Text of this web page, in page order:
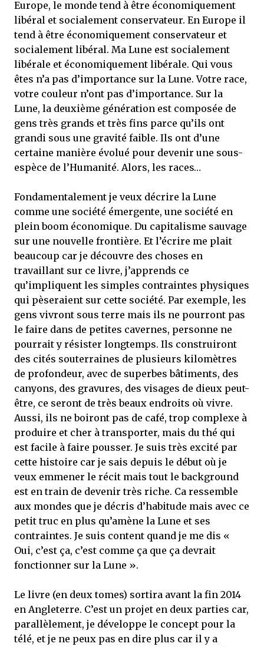
Europe, le monde tend à être économiquement
libéral et socialement conservateur. En Europe il
tend à être économiquement conservateur et
socialement libéral. Ma Lune est socialement
libérale et économiquement libérale. Qui vous
êtes n’a pas d’importance sur la Lune. Votre race,
votre couleur n’ont pas d’importance. Sur la
Lune, la deuxième génération est composée de
gens très grands et très fins parce qu’ils ont
grandi sous une gravité faible. Ils ont d’une
certaine manière évolué pour devenir une sous-
espèce de l’Humanité. Alors, les races…
Fondamentalement je veux décrire la Lune
comme une société émergente, une société en
plein boom économique. Du capitalisme sauvage
sur une nouvelle frontière. Et l’écrire me plait
beaucoup car je découvre des choses en
travaillant sur ce livre, j’apprends ce
qu’impliquent les simples contraintes physiques
qui pèseraient sur cette société. Par exemple, les
gens vivront sous terre mais ils ne pourront pas
le faire dans de petites cavernes, personne ne
pourrait y résister longtemps. Ils construiront
des cités souterraines de plusieurs kilomètres
de profondeur, avec de superbes bâtiments, des
canyons, des gravures, des visages de dieux peut-
être, ce seront de très beaux endroits où vivre.
Aussi, ils ne boiront pas de café, trop complexe à
produire et cher à transporter, mais du thé qui
est facile à faire pousser. Je suis très excité par
cette histoire car je sais depuis le début où je
veux emmener le récit mais tout le background
est en train de devenir très riche. Ca ressemble
aux mondes que je décris d’habitude mais avec ce
petit truc en plus qu’amène la Lune et ses
contraintes. Je suis content quand je me dis «
Oui, c’est ça, c’est comme ça que ça devrait
fonctionner sur la Lune ».
Le livre (en deux tomes) sortira avant la fin 2014
en Angleterre. C’est un projet en deux parties car,
parallèlement, je développe le concept pour la
télé, et je ne peux pas en dire plus car il y a